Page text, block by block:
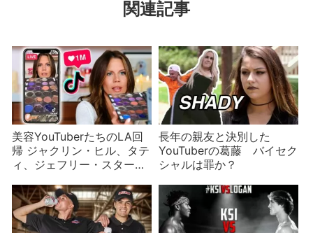
関連記事
美容YouTuberたちのLA回
帰 ジャクリン・ヒル、タテ
ィ、ジェフリー・スターの
長年の親友と決別した
YouTuberの葛藤 バイセク
シャルは罪か？